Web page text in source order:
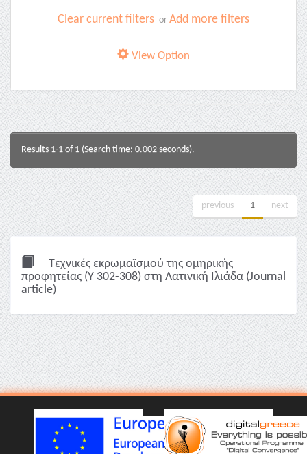
Clear current filters or Add more filters
View Option
Results 1-1 of 1 (Search time: 0.002 seconds).
previous 1 next
Τεχνικές εκρωμαϊσμού της ομηρικής
προφητείας (Y 302-308) στη Λατινική Ιλιάδα (Journal
article)